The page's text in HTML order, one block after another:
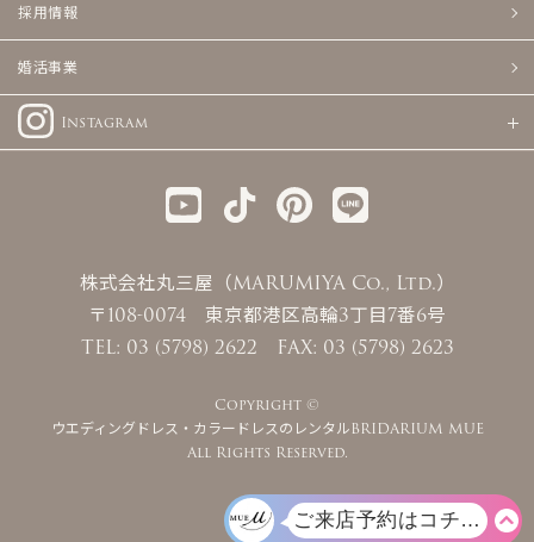
採用情報
婚活事業
Instagram
株式会社丸三屋（MARUMIYA Co., Ltd.）
〒108-0074 東京都港区高輪3丁目7番6号
TEL: 03 (5798) 2622 FAX: 03 (5798) 2623
Copyright ©
ウエディングドレス・カラードレスのレンタルBRIDARIUM MUE
All Rights Reserved.